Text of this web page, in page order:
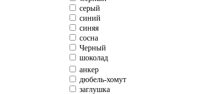
серый
синий
синяя
сосна
Черный
шоколад
анкер
дюбель-хомут
заглушка